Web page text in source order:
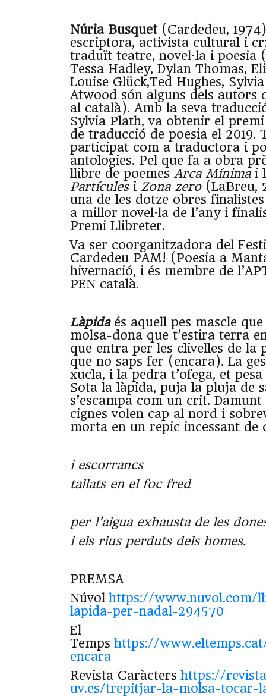
Núria Busquet(Cardedeu,
escriptora, activista cultural i
traduït teatre, novel·la i poesia
Tessa Hadley, Dylan Thomas,
Louise Glück,Ted Hughes,
Atwood són alguns dels autors
al català). Amb la seva
Sylvia Plath, va obtenir el
de traducció de poesia el 2019.
participat com a traductora i
antologies. Pel que fa a obra
llibre de poemes Arca Mínimai
Partículesi Zona zero(LaBreu,
una de les dotze obres
a millor novel·la de l’any i
Premi Llibreter.
Va ser coorganitzadora del
Cardedeu PAM! (Poesia a
hivernació, i és membre de
PEN català.
Làpidaés aquell pes mascle que
molsa-dona que t’estira terra
que entra per les clivelles de la
que no saps fer (encara). La
xucla, i la pedra t’ofega, et
Sota la làpida, puja la pluja de
s’escampa com un crit.
cignes volen cap al nord i
morta en un repic incessant de
i escorrancs
tallats en el foc fred
per l’aigua exhausta de les
i els rius perduts dels homes.
PREMSA
Núvol https://www.nuvol.com/
lapida-per-nadal-294570
El
Temps https://
encara
Revista Caràcters https://
uv.es/trepitjar-la-molsa-tocar-